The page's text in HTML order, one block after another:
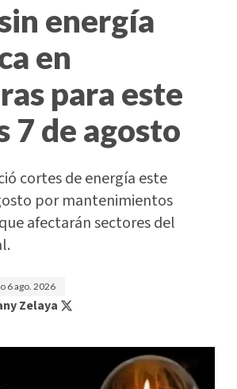
energía
en
para este
7 de agosto
cortes de energía este
por mantenimientos
afectarán sectores del
6 ago. 2026
Zelaya